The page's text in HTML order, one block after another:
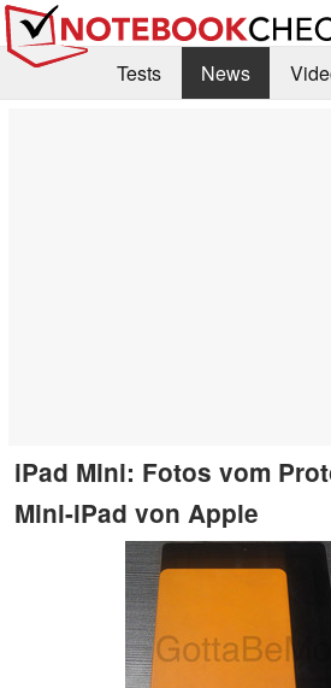
Tests News
iPad Mini: Fotos vom
Mini-iPad von Apple